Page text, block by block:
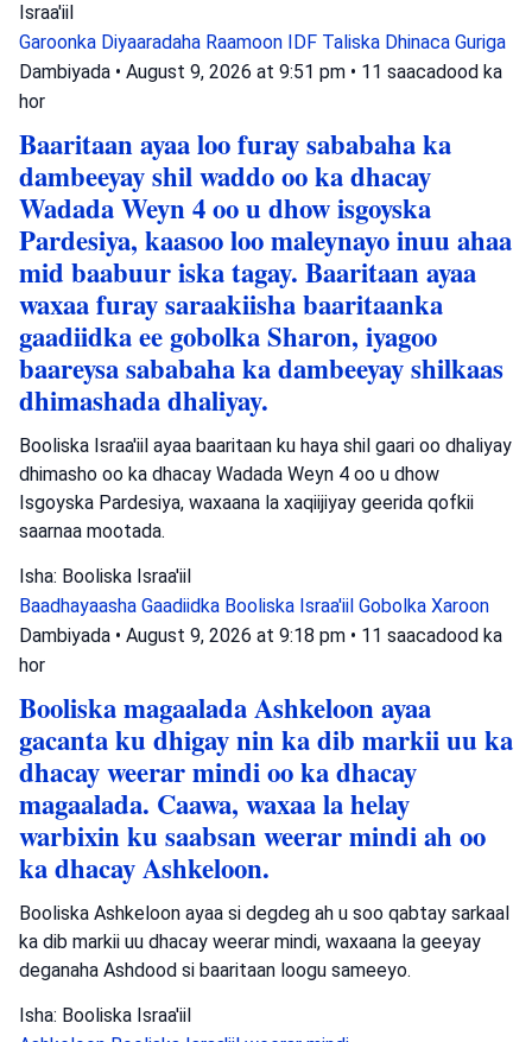
Israa'iil
Garoonka Diyaaradaha Raamoon
IDF Taliska Dhinaca Guriga
Dambiyada • August 9, 2026 at 9:51 pm • 11 saacadood ka
hor
Baaritaan ayaa loo furay sababaha ka
dambeeyay shil waddo oo ka dhacay
Wadada Weyn 4 oo u dhow isgoyska
Pardesiya, kaasoo loo maleynayo inuu ahaa
mid baabuur iska tagay. Baaritaan ayaa
waxaa furay saraakiisha baaritaanka
gaadiidka ee gobolka Sharon, iyagoo
baareysa sababaha ka dambeeyay shilkaas
dhimashada dhaliyay.
Booliska Israa'iil ayaa baaritaan ku haya shil gaari oo dhaliyay
dhimasho oo ka dhacay Wadada Weyn 4 oo u dhow
Isgoyska Pardesiya, waxaana la xaqiijiyay geerida qofkii
saarnaa mootada.
Isha: Booliska Israa'iil
Baadhayaasha Gaadiidka Booliska Israa'iil Gobolka Xaroon
Dambiyada • August 9, 2026 at 9:18 pm • 11 saacadood ka
hor
Booliska magaalada Ashkeloon ayaa
gacanta ku dhigay nin ka dib markii uu ka
dhacay weerar mindi oo ka dhacay
magaalada. Caawa, waxaa la helay
warbixin ku saabsan weerar mindi ah oo
ka dhacay Ashkeloon.
Booliska Ashkeloon ayaa si degdeg ah u soo qabtay sarkaal
ka dib markii uu dhacay weerar mindi, waxaana la geeyay
deganaha Ashdood si baaritaan loogu sameeyo.
Isha: Booliska Israa'iil